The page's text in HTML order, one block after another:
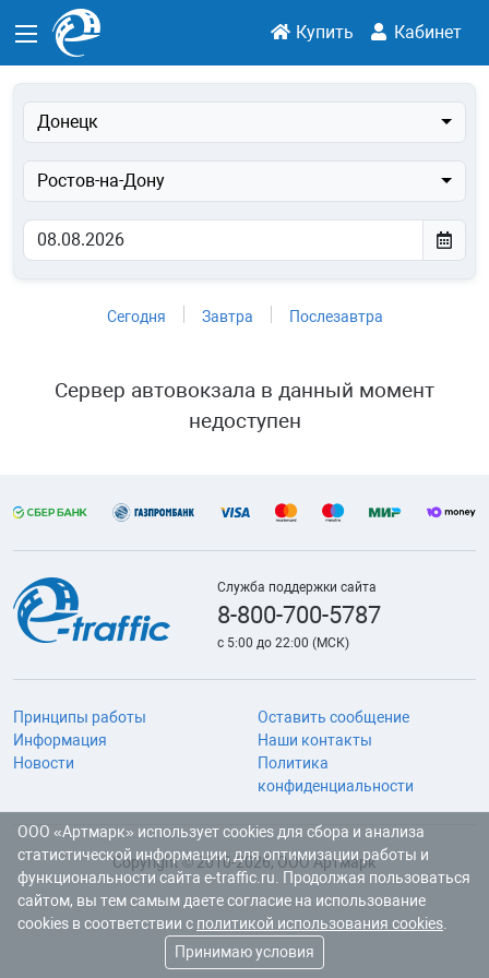
Купить Кабинет
Донецк
Ростов-на-Дону
Сегодня Завтра Послезавтра
Сервер автовокзала в данный момент
недоступен
Служба поддержки сайта
8-800-700-5787
с 5:00 до 22:00 (МСК)
Принципы работы
Информация
Новости
Оставить сообщение
Наши контакты
Политика
конфиденциальности
Copyright © 2010-2026, ООО Артмарк
ООО «Артмарк» использует cookies для сбора и анализа
статистической информации, для оптимизации работы и
функциональности сайта e-traffic.ru. Продолжая пользоваться
сайтом, вы тем самым даете согласие на использование
cookies в соответствии с политикой использования cookies.
Принимаю условия